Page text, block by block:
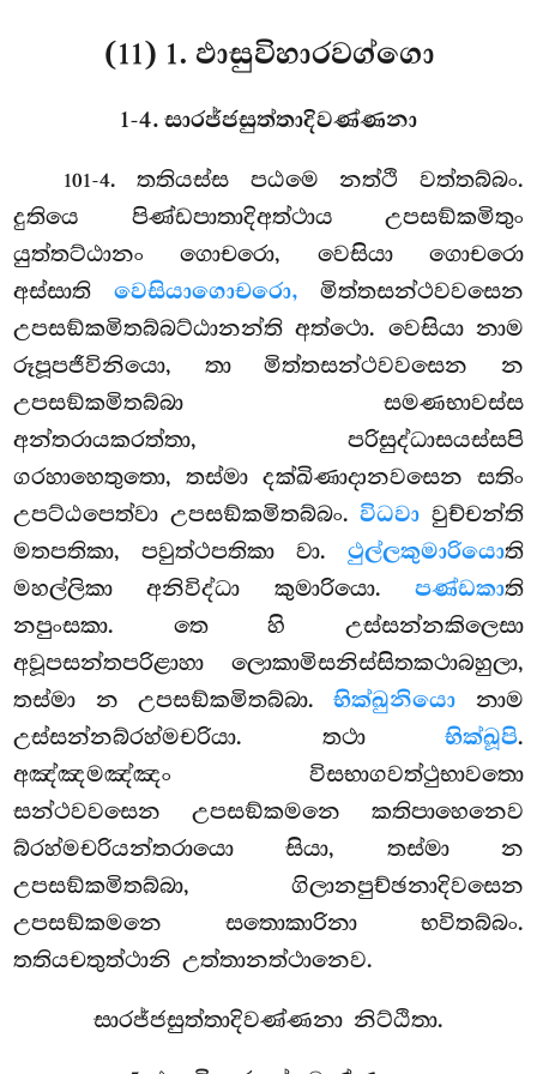
(11) 1. ඵාසුවිහාරවග්ගො
1-4. සාරජ්ජසුත්තාදිවණ්ණනා
101-4. තතියස්ස පඨමෙ නත්ථි වත්තබ්බං.
දුතියෙ පිණ්ඩපාතාදිඅත්ථාය උපසඞ්කමිතුං
යුත්තට්ඨානං ගොචරො, වෙසියා ගොචරො
අස්සාති වෙසියාගොචරො, මිත්තසන්ථවවසෙන
උපසඞ්කමිතබ්බට්ඨානන්ති අත්ථො. වෙසියා නාම
රූපූපජීවිනියො, තා මිත්තසන්ථවවසෙන න
උපසඞ්කමිතබ්බා සමණභාවස්ස
අන්තරායකරත්තා, පරිසුද්ධාසයස්සපි
ගරහාහෙතුතො, තස්මා දක්ඛිණාදානවසෙන සතිං
උපට්ඨපෙත්වා උපසඞ්කමිතබ්බං.විධවා වුච්චන්ති
මතපතිකා, පවුත්ථපතිකා වා. ථුල්ලකුමාරියොති
මහල්ලිකා අනිවිද්ධා කුමාරියො. පණ්ඩකාති
නපුංසකා. තෙ හි උස්සන්නකිලෙසා
අවූපසන්තපරිළාහා ලොකාමිසනිස්සිතකථාබහුලා,
තස්මා න උපසඞ්කමිතබ්බා.භික්ඛුනියො නාම
උස්සන්නබ්රහ්මචරියා. තථා භික්ඛූපි.
අඤ්ඤමඤ්ඤං විසභාගවත්ථුභාවතො
සන්ථවවසෙන උපසඞ්කමනෙ කතිපාහෙනෙව
බ්රහ්මචරියන්තරායො සියා, තස්මා න
උපසඞ්කමිතබ්බා, ගිලානපුච්ඡනාදිවසෙන
උපසඞ්කමනෙ සතොකාරිනා භවිතබ්බං.
තතියචතුත්ථානි උත්තානත්ථානෙව.
සාරජ්ජසුත්තාදිවණ්ණනා නිට්ඨිතා.